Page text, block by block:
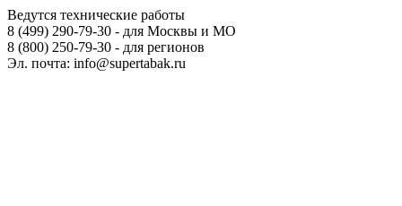
Ведутся технические работы
8 (499) 290-79-30 - для Москвы и МО
8 (800) 250-79-30 - для регионов
Эл. почта: info@supertabak.ru